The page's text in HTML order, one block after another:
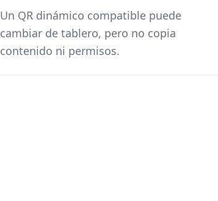
Un QR dinámico compatible puede
cambiar de tablero, pero no copia
contenido ni permisos.